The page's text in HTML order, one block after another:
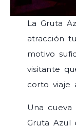
La Gruta
atracción
motivo
visitante
corto viaje
Una
Gruta Azul